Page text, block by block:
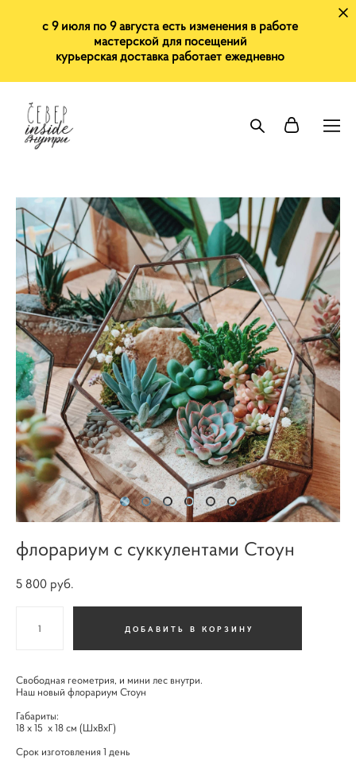
с 9 июля по 9 августа есть изменения в работе
мастерской для посещений
курьерская доставка работает ежедневно
флорариум с суккулентами Стоун
5 800 pуб.
ДОБАВИТЬ В КОРЗИНУ
Свободная геометрия, и мини лес внутри.
Наш новый флорариум Стоун
Габариты:
18 х 15 х 18 см (ШхВхГ)
Срок изготовления 1 день